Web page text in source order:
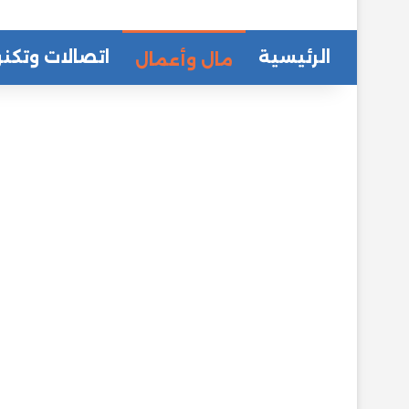
الرئيسية مال وأعمال اتصالات